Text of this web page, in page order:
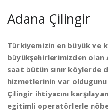
Adana Çilingir
Türkiyemizin en büyük ve
büyükşehirlerimizden olan
saat bütün sınır köylerde
hizmetlerinin var
Çilingir ihtiyacını
egitimli operatörlerle